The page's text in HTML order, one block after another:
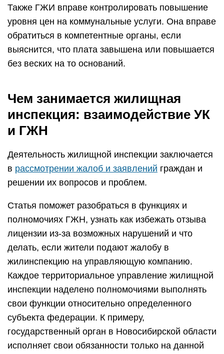
Также ГЖИ вправе контролировать повышение
уровня цен на коммунальные услуги. Она вправе
обратиться в компетентные органы, если
выяснится, что плата завышена или повышается
без веских на то оснований.
Чем занимается жилищная
инспекция: взаимодействие УК
и ГЖН
Деятельность жилищной инспекции заключается
в рассмотрении жалоб и заявлений граждан и
решении их вопросов и проблем.
Статья поможет разобраться в функциях и
полномочиях ГЖН, узнать как избежать отзыва
лицензии из-за возможных нарушений и что
делать, если жители подают жалобу в
жилинспекцию на управляющую компанию.
Каждое территориальное управление жилищной
инспекции наделено полномочиями выполнять
свои функции относительно определенного
субъекта федерации. К примеру,
государственный орган в Новосибирской области
исполняет свои обязанности только на данной